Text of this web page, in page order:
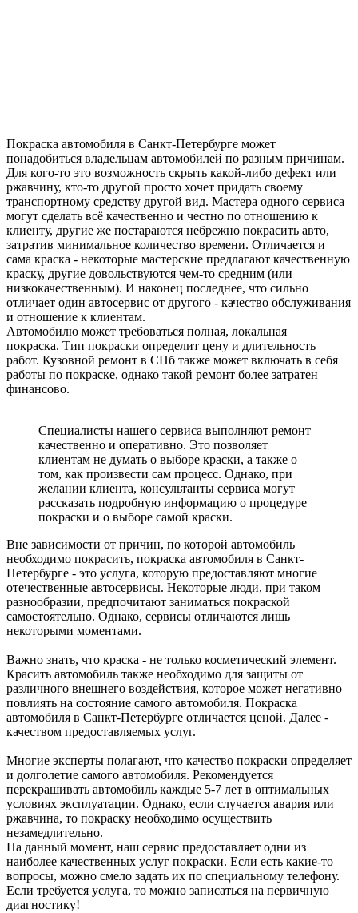
Покраска автомобиля в Санкт-Петербурге может
понадобиться владельцам автомобилей по разным причинам.
Для кого-то это возможность скрыть какой-либо дефект или
ржавчину, кто-то другой просто хочет придать своему
транспортному средству другой вид. Мастера одного сервиса
могут сделать всё качественно и честно по отношению к
клиенту, другие же постараются небрежно покрасить авто,
затратив минимальное количество времени. Отличается и
сама краска - некоторые мастерские предлагают качественную
краску, другие довольствуются чем-то средним (или
низкокачественным). И наконец последнее, что сильно
отличает один автосервис от другого - качество обслуживания
и отношение к клиентам.
Автомобилю может требоваться полная, локальная
покраска. Тип покраски определит цену и длительность
работ. Кузовной ремонт в СПб также может включать в себя
работы по покраске, однако такой ремонт более затратен
финансово.
Специалисты нашего сервиса выполняют ремонт
качественно и оперативно. Это позволяет
клиентам не думать о выборе краски, а также о
том, как произвести сам процесс. Однако, при
желании клиента, консультанты сервиса могут
рассказать подробную информацию о процедуре
покраски и о выборе самой краски.
Вне зависимости от причин, по которой автомобиль
необходимо покрасить, покраска автомобиля в Санкт-
Петербурге - это услуга, которую предоставляют многие
отечественные автосервисы. Некоторые люди, при таком
разнообразии, предпочитают заниматься покраской
самостоятельно. Однако, сервисы отличаются лишь
некоторыми моментами.
Важно знать, что краска - не только косметический элемент.
Красить автомобиль также необходимо для защиты от
различного внешнего воздействия, которое может негативно
повлиять на состояние самого автомобиля. Покраска
автомобиля в Санкт-Петербурге отличается ценой. Далее -
качеством предоставляемых услуг.
Многие эксперты полагают, что качество покраски определяет
и долголетие самого автомобиля. Рекомендуется
перекрашивать автомобиль каждые 5-7 лет в оптимальных
условиях эксплуатации. Однако, если случается авария или
ржавчина, то покраску необходимо осуществить
незамедлительно.
На данный момент, наш сервис предоставляет одни из
наиболее качественных услуг покраски. Если есть какие-то
вопросы, можно смело задать их по специальному телефону.
Если требуется услуга, то можно записаться на первичную
диагностику!